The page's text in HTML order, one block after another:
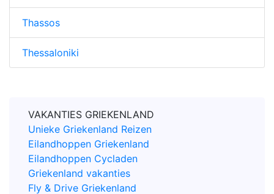
Thassos
Thessaloniki
VAKANTIES GRIEKENLAND
Unieke Griekenland Reizen
Eilandhoppen Griekenland
Eilandhoppen Cycladen
Griekenland vakanties
Fly & Drive Griekenland